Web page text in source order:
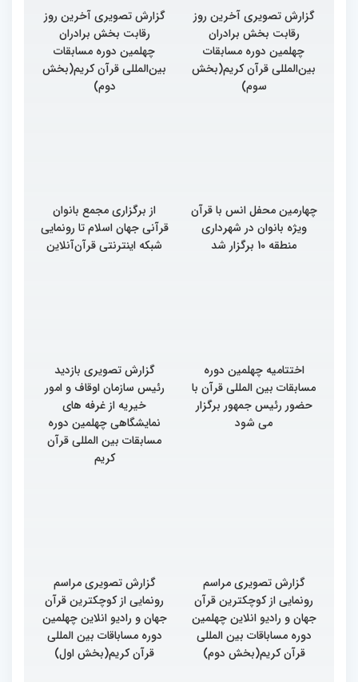
گزارش تصویری آخرین روز
رقابت بخش برادران
چهلمین دوره مسابقات
بین‌المللی قرآن کریم(بخش
سوم)
گزارش تصویری آخرین روز
رقابت بخش برادران
چهلمین دوره مسابقات
بین‌المللی قرآن کریم(بخش
دوم)
چهارمین محفل انس با قرآن
ویژه بانوان در شهرداری
منطقه 10 برگزار شد
از برگزاری مجمع بانوان
قرآنی جهان اسلام تا رونمایی
شبکه اینترنتی قرآن‌آنلاین
اختتامیه چهلمین دوره
مسابقات بین المللی قرآن با
حضور رئیس جمهور برگزار
می شود
گزارش تصویری بازدید
رئیس سازمان اوقاف و امور
خیریه از غرفه های
نمایشگاهی چهلمین دوره
مسابقات بین المللی قرآن
کریم
گزارش تصویری مراسم
رونمایی از کوچکترین قرآن
جهان و رادیو انلاین چهلمین
دوره مساباقات بین المللی
قرآن کریم(بخش دوم)
گزارش تصویری مراسم
رونمایی از کوچکترین قرآن
جهان و رادیو انلاین چهلمین
دوره مساباقات بین المللی
قرآن کریم(بخش اول)